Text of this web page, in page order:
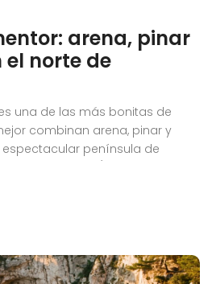
arena, pinar
norte de
una de las más bonitas de
combinan arena, pinar y
península de
arena fina bajo los pinos, con
a la [...]